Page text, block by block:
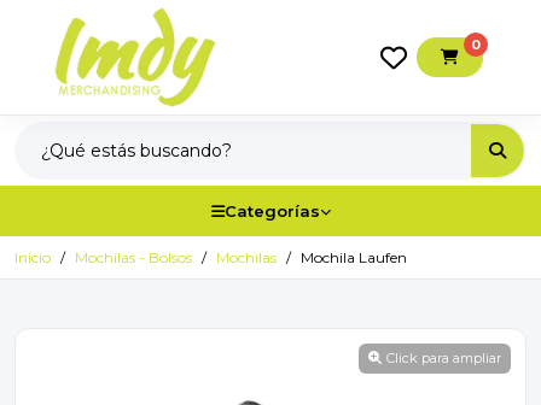
0
Categorías
Inicio Mochilas - Bolsos Mochilas Mochila Laufen
Click para ampliar